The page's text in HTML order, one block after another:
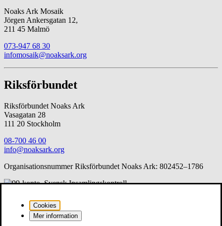
Cookies
Mer information
Noaks Ark Mosaik
Jörgen Ankersgatan 12,
211 45 Malmö
073-947 68 30
infomosaik@noaksark.org
Riksförbundet
Riksförbundet Noaks Ark
Vasagatan 28
111 20 Stockholm
08-700 46 00
info@noaksark.org
Organisationsnummer Riksförbundet Noaks Ark: 802452–1786
Choose language